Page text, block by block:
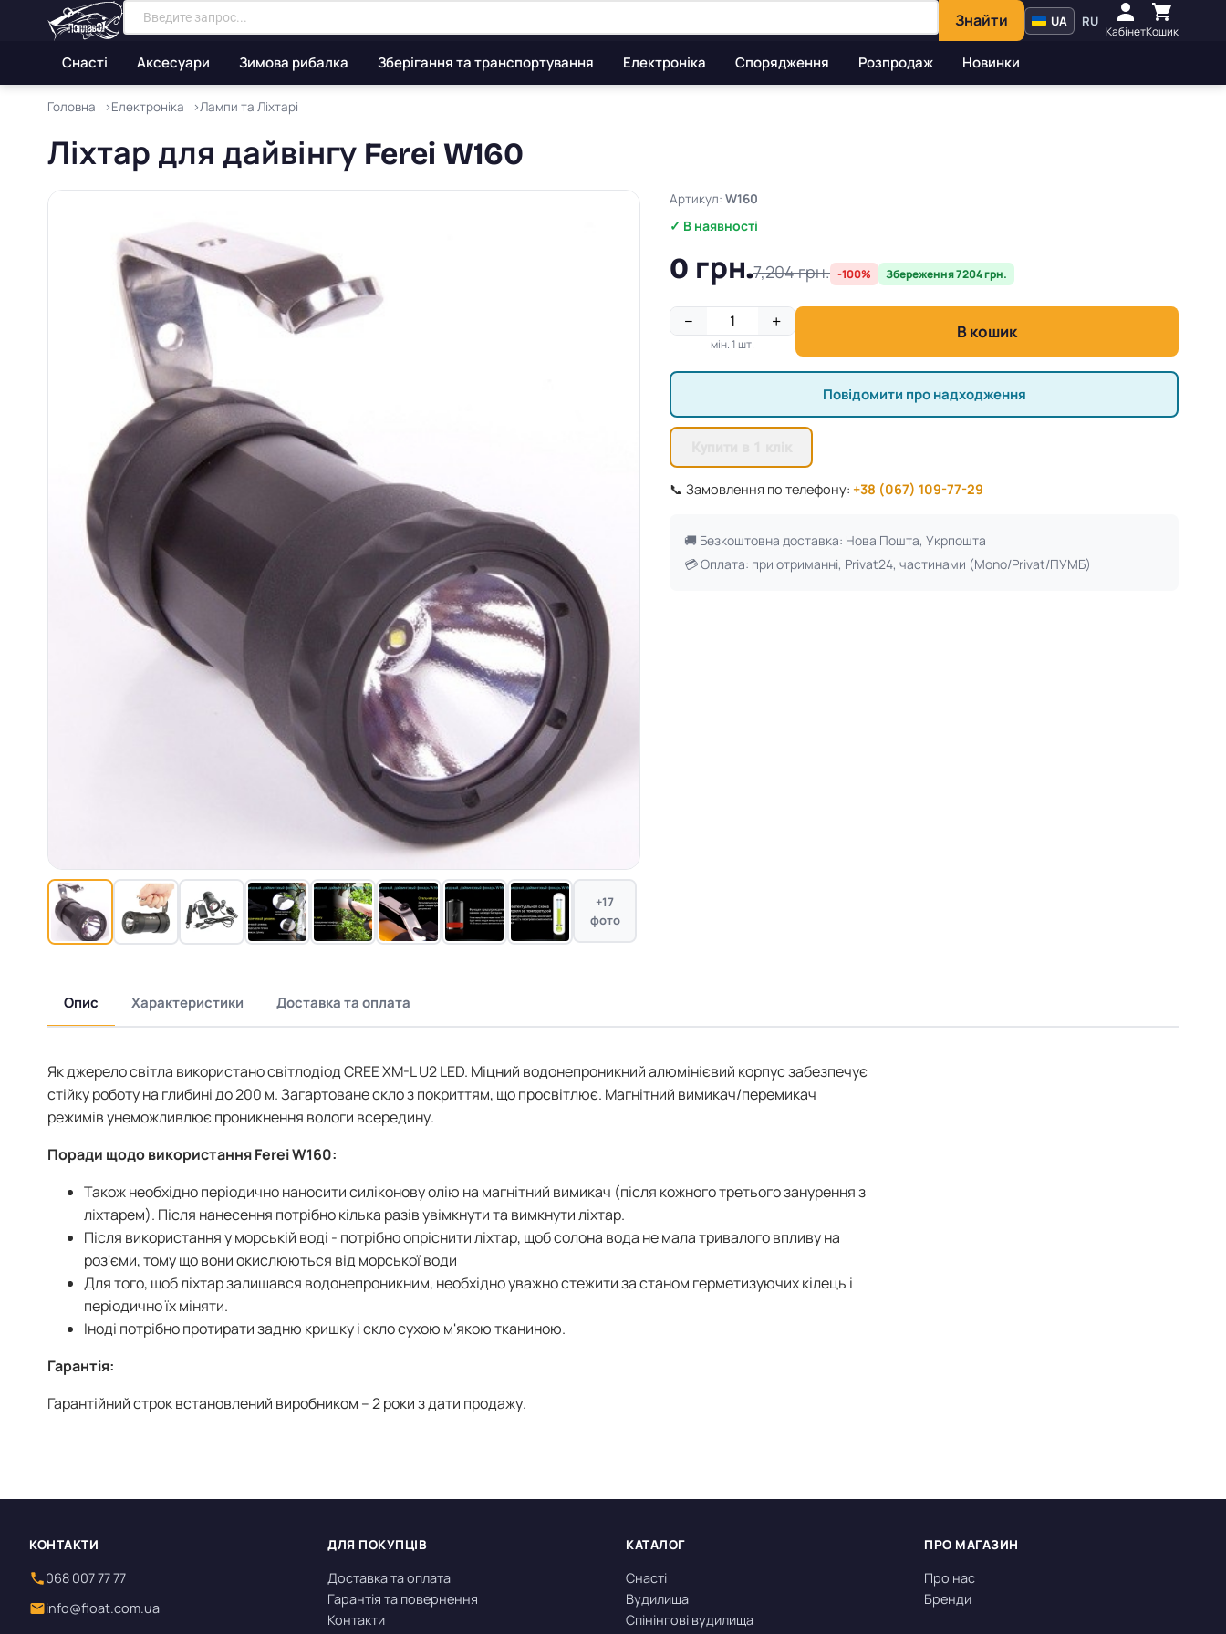
Знайти UA RU
КабінетКошик
Снасті Аксесуари Зимова рибалка Зберігання та транспортування Електроніка Спорядження Розпродаж Новинки
Головна Електроніка Лампи та Ліхтарі
Ліхтар для дайвінгу Ferei W160
+17
фото
Артикул: W160
✓ В наявності
0 грн.7,204 грн. -100% Збереження 7204 грн.
− +
мін. 1 шт.
В кошик
Повідомити про надходження
📞 Замовлення по телефону: +38 (067) 109-77-29
🚚 Безкоштовна доставка: Нова Пошта, Укрпошта
💳 Оплата: при отриманні, Privat24, частинами (Mono/Privat/ПУМБ)
Опис Характеристики Доставка та оплата
Як джерело світла використано світлодіод CREE XM-L U2 LED. Міцний водонепроникний алюмінієвий корпус забезпечує
стійку роботу на глибині до 200 м. Загартоване скло з покриттям, що просвітлює. Магнітний вимикач/перемикач
режимів унеможливлює проникнення вологи всередину.
Поради щодо використання Ferei W160:
Також необхідно періодично наносити силіконову олію на магнітний вимикач (після кожного третього занурення з
ліхтарем). Після нанесення потрібно кілька разів увімкнути та вимкнути ліхтар.
Після використання у морській воді - потрібно опріснити ліхтар, щоб солона вода не мала тривалого впливу на
роз'єми, тому що вони окислюються від морської води
Для того, щоб ліхтар залишався водонепроникним, необхідно уважно стежити за станом герметизуючих кілець і
періодично їх міняти.
Іноді потрібно протирати задню кришку і скло сухою м'якою тканиною.
Гарантія:
Гарантійний строк встановлений виробником – 2 роки з дати продажу.
КОНТАКТИ
068 007 77 77
info@float.com.ua
ДЛЯ ПОКУПЦІВ
Доставка та оплата
Гарантія та повернення
Контакти
КАТАЛОГ
Снасті
Вудилища
Спінінгові вудилища
ПРО МАГАЗИН
Про нас
Бренди